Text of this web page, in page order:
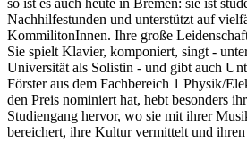
Nachhilfestunden und unterstützt auf
KommilitonInnen. Ihre große
Sie spielt Klavier, komponiert, singt -
Universität als Solistin - und gibt auch
Förster aus dem Fachbereich 1 Physik/
den Preis nominiert hat, hebt besonders
Studiengang hervor, wo sie mit ihrer
bereichert, ihre Kultur vermittelt und